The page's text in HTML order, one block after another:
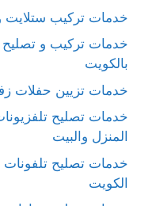
خدمات تركيب ستلايت
خدمات تركيب و
بالكويت
خدمات تزيين حفلات
خدمات تصليح
المنزل والبيت
خدمات تصليح
الكويت